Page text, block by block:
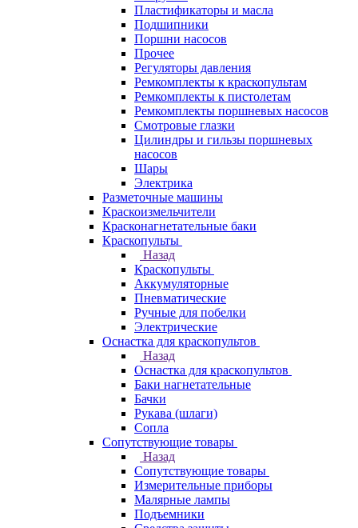
Пластификаторы и масла
Подшипники
Поршни насосов
Прочее
Регуляторы давления
Ремкомплекты к краскопультам
Ремкомплекты к пистолетам
Ремкомплекты поршневых насосов
Смотровые глазки
Цилиндры и гильзы поршневых
насосов
Шары
Электрика
Разметочные машины
Краскоизмельчители
Красконагнетательные баки
Краскопульты
Назад
Краскопульты
Аккумуляторные
Пневматические
Ручные для побелки
Электрические
Оснастка для краскопультов
Назад
Оснастка для краскопультов
Баки нагнетательные
Бачки
Рукава (шлаги)
Сопла
Сопутствующие товары
Назад
Сопутствующие товары
Измерительные приборы
Малярные лампы
Подъемники